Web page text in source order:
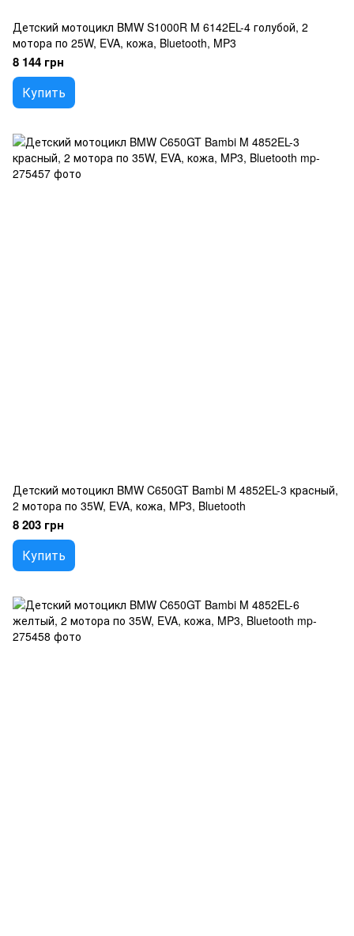
Детский мотоцикл BMW S1000R M 6142EL-4 голубой, 2
мотора по 25W, EVA, кожа, Bluetooth, MP3
8 144 грн
Купить
Детский мотоцикл BMW C650GT Bambi M 4852EL-3 красный,
2 мотора по 35W, EVA, кожа, MP3, Bluetooth
8 203 грн
Купить